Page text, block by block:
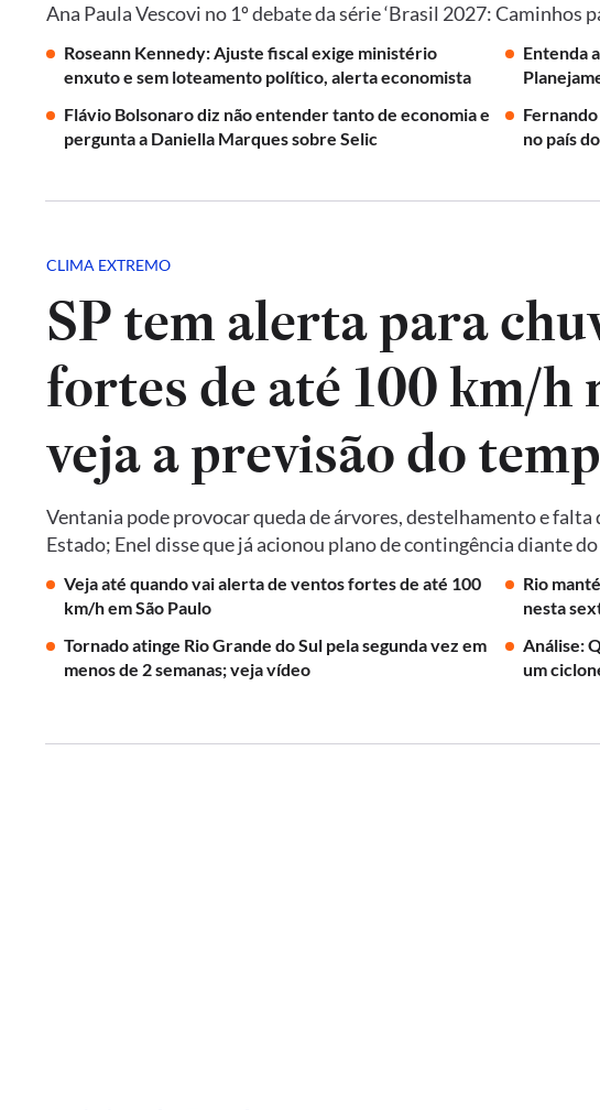
Ana Paula Vescovi no 1º debate da série ‘Brasil 2027: Caminhos
Roseann Kennedy: Ajuste fiscal exige ministério
enxuto e sem loteamento político, alerta economista
Entenda
Flávio Bolsonaro diz não entender tanto de economia e
pergunta a Daniella Marques sobre Selic
no país
CLIMA EXTREMO
SP tem alerta para
fortes de até 100 km/h
veja a previsão do
Ventania pode provocar queda de árvores, destelhamento e falta
Estado; Enel disse que já acionou plano de contingência diante
Veja até quando vai alerta de ventos fortes de até 100
km/h em São Paulo
Rio
nesta
Tornado atinge Rio Grande do Sul pela segunda vez em
menos de 2 semanas; veja vídeo
Análise:
um